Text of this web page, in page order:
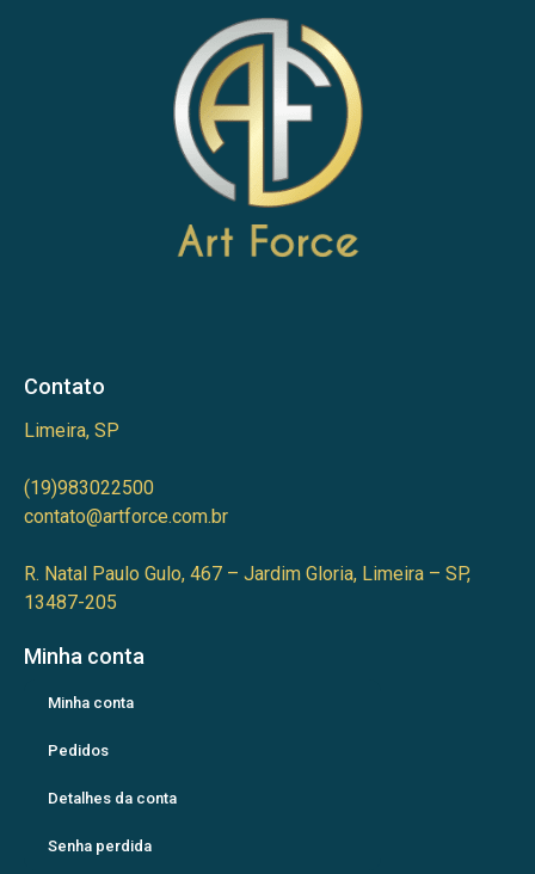
Contato
Limeira, SP
(19)983022500
contato@artforce.com.br
R. Natal Paulo Gulo, 467 – Jardim Gloria, Limeira – SP,
13487-205
Minha conta
Minha conta
Pedidos
Detalhes da conta
Senha perdida